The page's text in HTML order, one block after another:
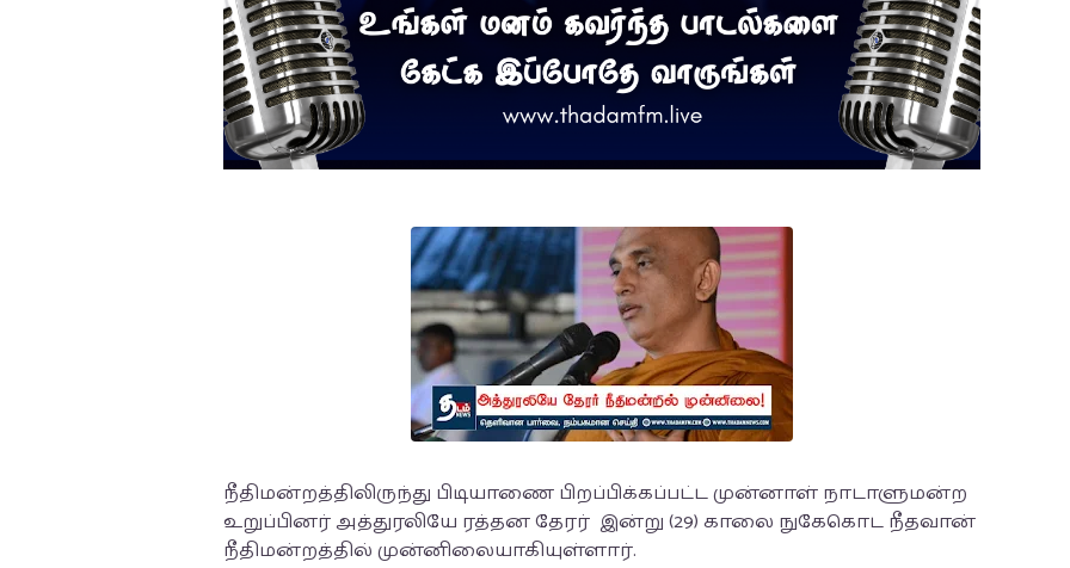
நீதிமன்றத்திலிருந்து பிடியாணை பிறப்பிக்கப்பட்ட முன்னாள் நாடாளுமன்ற
உறுப்பினர் அத்துரலியே ரத்தன தேரர் இன்று (29) காலை நுகேகொட நீதவான்
நீதிமன்றத்தில் முன்னிலையாகியுள்ளார்.